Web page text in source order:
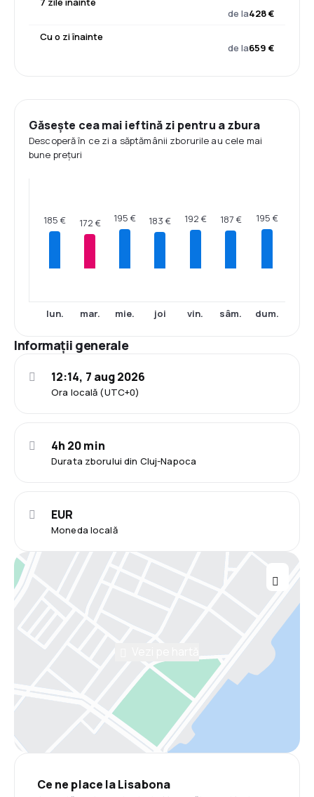
de la428 €
Cu o zi înainte
de la659 €
Găsește cea mai ieftină zi pentru a zbura
Descoperă în ce zi a săptămânii zborurile au cele mai
bune prețuri
185 €
lun.
172 €
mar.
195 €
mie.
183 €
joi
192 €
vin.
187 €
sâm.
195 €
dum.
Informații generale
Ora locală (UTC+0)
12:14, 7 aug 2026
Durata zborului din Cluj-Napoca
4h 20 min
Moneda locală
EUR
Ce ne place la Lisabona